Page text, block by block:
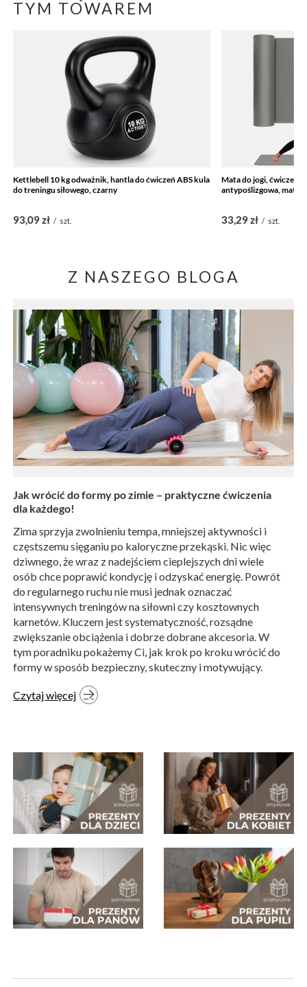
TYM TOWAREM
Kettlebell 10 kg odważnik, hantla do ćwiczeń ABS kula
do treningu siłowego, czarny
93,09 zł / szt.
Mata do jogi, ćwiczeń
antypoślizgowa,
33,29 zł / szt.
Z NASZEGO BLOGA
Jak wrócić do formy po zimie – praktyczne ćwiczenia
dla każdego!
Zima sprzyja zwolnieniu tempa, mniejszej aktywności i
częstszemu sięganiu po kaloryczne przekąski. Nic więc
dziwnego, że wraz z nadejściem cieplejszych dni wiele
osób chce poprawić kondycję i odzyskać energię. Powrót
do regularnego ruchu nie musi jednak oznaczać
intensywnych treningów na siłowni czy kosztownych
karnetów. Kluczem jest systematyczność, rozsądne
zwiększanie obciążenia i dobrze dobrane akcesoria. W
tym poradniku pokażemy Ci, jak krok po kroku wrócić do
formy w sposób bezpieczny, skuteczny i motywujący.
Czytaj więcej